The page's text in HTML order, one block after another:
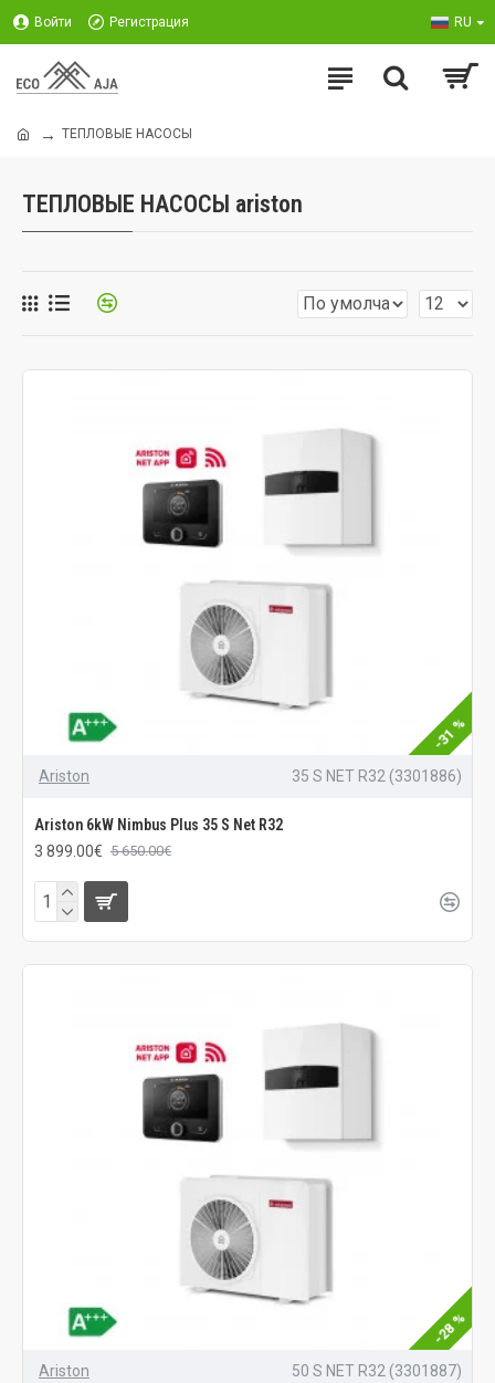
Войти Регистрация RU
ТЕПЛОВЫЕ НАСОСЫ
ТЕПЛОВЫЕ НАСОСЫ ariston
-31 %
Ariston 35 S NET R32 (3301886)
Ariston 6kW Nimbus Plus 35 S Net R32
3 899.00€ 5 650.00€
-28 %
Ariston 50 S NET R32 (3301887)